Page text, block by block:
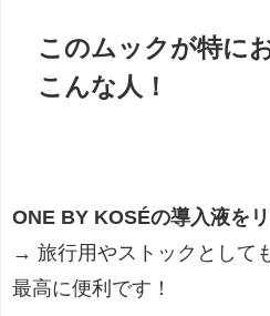
このムックが特に
こんな人！
ONE BY KOSÉの導入液を
→ 旅行用やストックとして
最高に便利です！